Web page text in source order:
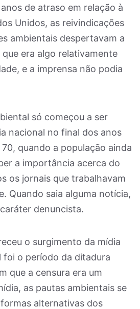
de atraso em relação à
Unidos, as reivindicações
ambientais despertavam a
era algo relativamente
e a imprensa não podia
só começou a ser
nacional no final dos anos
quando a população ainda
a importância acerca do
os jornais que trabalhavam
Quando saia alguma notícia,
denuncista.
o surgimento da mídia
foi o período da ditadura
que a censura era um
as pautas ambientais se
alternativas dos